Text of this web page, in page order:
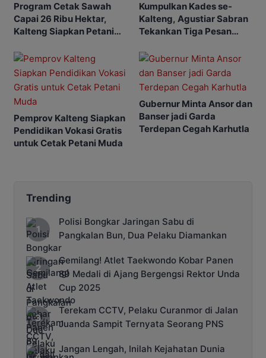
Program Cetak Sawah
Capai 26 Ribu Hektar,
Kalteng Siapkan Petani
Kumpulkan Kades se-
Kalteng, Agustiar Sabran
Tekankan Tiga Pesan
Pemprov Kalteng Siapkan
Pendidikan Vokasi Gratis
untuk Cetak Petani Muda
Gubernur Minta Ansor dan
Banser jadi Garda
Terdepan Cegah Karhutla
Trending
Polisi Bongkar Jaringan Sabu di
Pangkalan Bun, Dua Pelaku Diamankan
Gemilang! Atlet Taekwondo Kobar Panen
89 Medali di Ajang Bergengsi Rektor Unda
Cup 2025
Terekam CCTV, Pelaku Curanmor di Jalan
Juanda Sampit Ternyata Seorang PNS
Jangan Lengah, Inilah Kejahatan Dunia